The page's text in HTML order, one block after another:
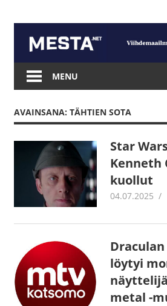
content
Mesta.net
MENU
AVAINSANA: TÄHTIEN SOTA
Star
Kenneth
kuollut
04.07.2025
löytyi
metal -